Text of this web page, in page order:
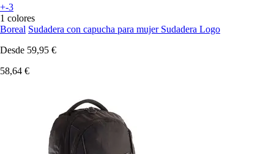
+-3
1 colores
Boreal Sudadera con capucha para mujer Sudadera Logo
Desde 59,95 €
58,64 €